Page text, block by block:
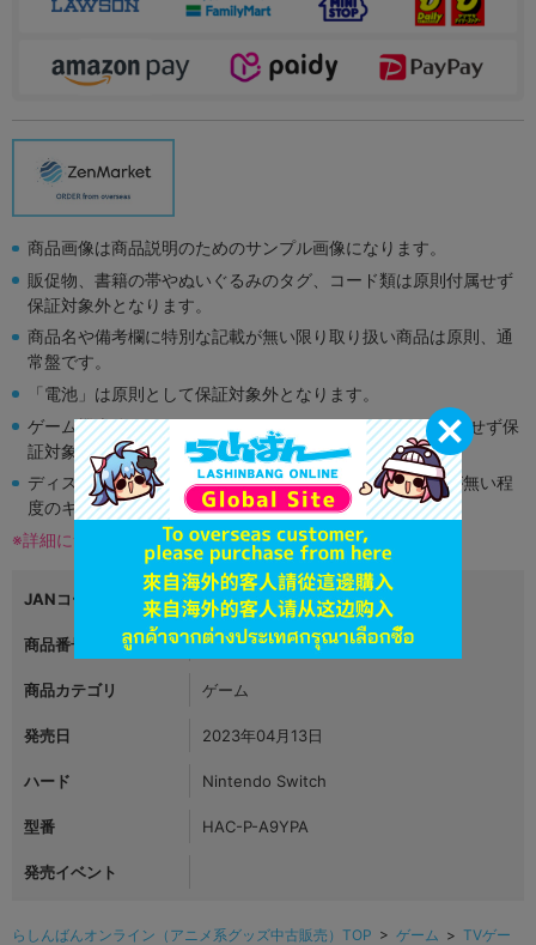
商品画像は商品説明のためのサンプル画像になります。
販促物、書籍の帯やぬいぐるみのタグ、コード類は原則付属せず
保証対象外となります。
商品名や備考欄に特別な記載が無い限り取り扱い商品は原則、通
常盤です。
「電池」は原則として保証対象外となります。
ゲーム機本体には、SDカードなどのメモリーカードは付属せず保
証対象外となります。
ディスク類の読み取り面のキズに関しまして再生に支障が無い程
度のキズがある場合がございます。
※詳細につきましてはコチラ
JANコード 4995857097388
商品番号 L04996126
商品カテゴリ ゲーム
発売日 2023年04月13日
ハード Nintendo Switch
型番 HAC-P-A9YPA
発売イベント
らしんばんオンライン（アニメ系グッズ中古販売）TOP > ゲーム > TVゲー